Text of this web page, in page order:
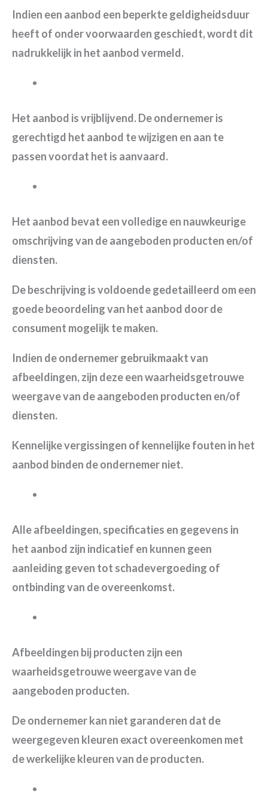
Indien een aanbod een beperkte geldigheidsduur
heeft of onder voorwaarden geschiedt, wordt dit
nadrukkelijk in het aanbod vermeld.
Het aanbod is vrijblijvend. De ondernemer is
gerechtigd het aanbod te wijzigen en aan te
passen voordat het is aanvaard.
Het aanbod bevat een volledige en nauwkeurige
omschrijving van de aangeboden producten en/of
diensten.
De beschrijving is voldoende gedetailleerd om een
goede beoordeling van het aanbod door de
consument mogelijk te maken.
Indien de ondernemer gebruikmaakt van
afbeeldingen, zijn deze een waarheidsgetrouwe
weergave van de aangeboden producten en/of
diensten.
Kennelijke vergissingen of kennelijke fouten in het
aanbod binden de ondernemer niet.
Alle afbeeldingen, specificaties en gegevens in
het aanbod zijn indicatief en kunnen geen
aanleiding geven tot schadevergoeding of
ontbinding van de overeenkomst.
Afbeeldingen bij producten zijn een
waarheidsgetrouwe weergave van de
aangeboden producten.
De ondernemer kan niet garanderen dat de
weergegeven kleuren exact overeenkomen met
de werkelijke kleuren van de producten.